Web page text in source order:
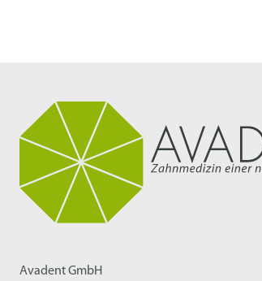
Avadent GmbH